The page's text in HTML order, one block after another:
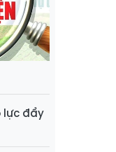
lực đẩy